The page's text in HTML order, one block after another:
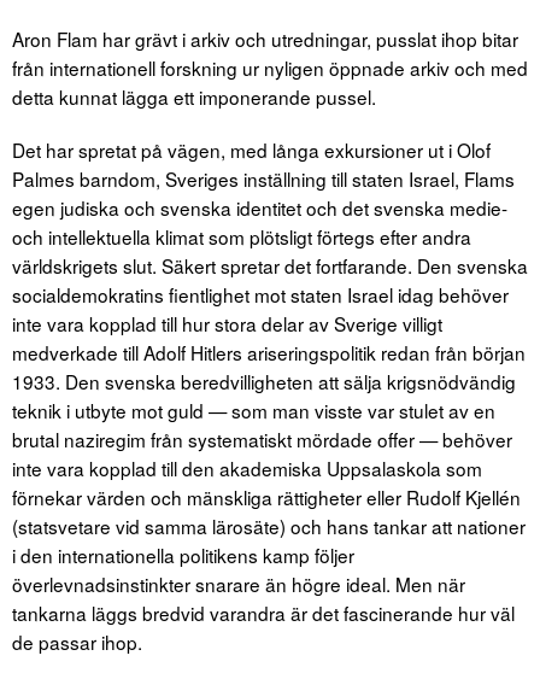
Aron Flam har grävt i arkiv och utredningar, pusslat ihop bitar
från internationell forskning ur nyligen öppnade arkiv och med
detta kunnat lägga ett imponerande pussel.
Det har spretat på vägen, med långa exkursioner ut i Olof
Palmes barndom, Sveriges inställning till staten Israel, Flams
egen judiska och svenska identitet och det svenska medie-
och intellektuella klimat som plötsligt förtegs efter andra
världskrigets slut. Säkert spretar det fortfarande. Den svenska
socialdemokratins fientlighet mot staten Israel idag behöver
inte vara kopplad till hur stora delar av Sverige villigt
medverkade till Adolf Hitlers ariseringspolitik redan från början
1933. Den svenska beredvilligheten att sälja krigsnödvändig
teknik i utbyte mot guld — som man visste var stulet av en
brutal naziregim från systematiskt mördade offer — behöver
inte vara kopplad till den akademiska Uppsalaskola som
förnekar värden och mänskliga rättigheter eller Rudolf Kjellén
(statsvetare vid samma lärosäte) och hans tankar att nationer
i den internationella politikens kamp följer
överlevnadsinstinkter snarare än högre ideal. Men när
tankarna läggs bredvid varandra är det fascinerande hur väl
de passar ihop.